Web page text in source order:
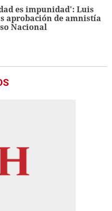
es impunidad': Luis
aprobación de amnistía
Nacional